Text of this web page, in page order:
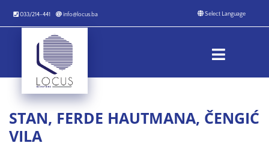
033/214-441 info@locus.ba
STAN, FERDE HAUTMANA, ČENGIĆ
VILA